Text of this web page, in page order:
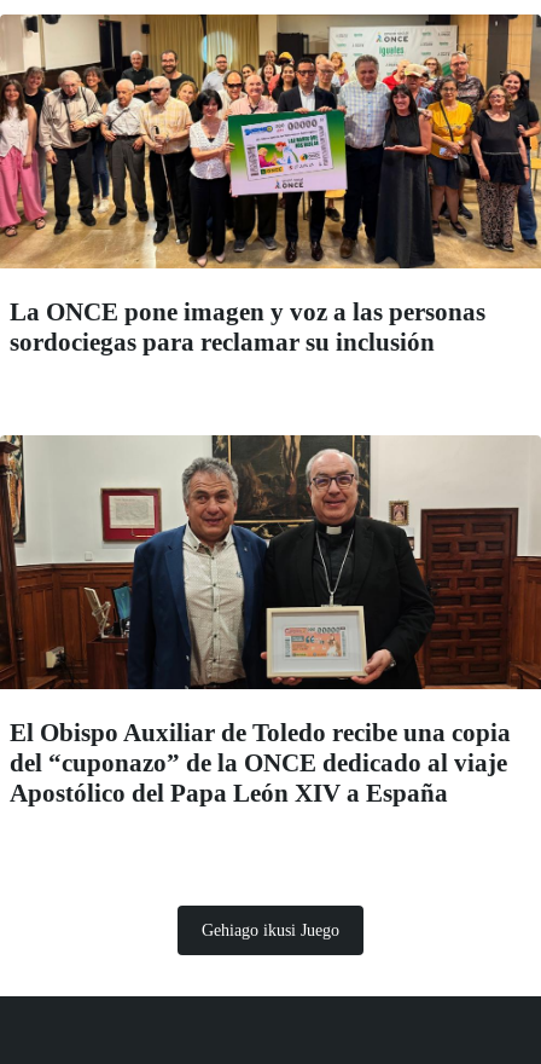
La ONCE pone imagen y voz a las personas
sordociegas para reclamar su inclusión
El Obispo Auxiliar de Toledo recibe una copia
del “cuponazo” de la ONCE dedicado al viaje
Apostólico del Papa León XIV a España
Gehiago ikusi Juego